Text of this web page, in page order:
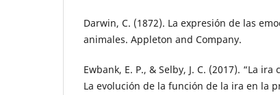
Darwin, C. (1872). La expresión de las
animales. Appleton and Company.
Ewbank, E. P., & Selby, J. C. (2017). “La
La evolución de la función de la ira en la